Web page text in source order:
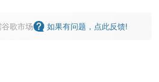
谷歌市场 如果有问题，点此反馈!